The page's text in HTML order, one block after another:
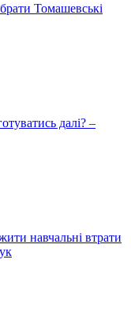
Томашевські
далі? –
навчальні втрати